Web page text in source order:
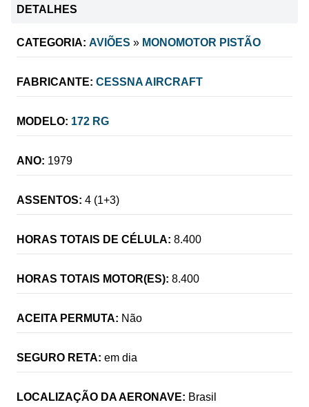
DETALHES
CATEGORIA: AVIÕES » MONOMOTOR PISTÃO
FABRICANTE: CESSNA AIRCRAFT
MODELO: 172 RG
ANO: 1979
ASSENTOS: 4 (1+3)
HORAS TOTAIS DE CÉLULA: 8.400
HORAS TOTAIS MOTOR(ES): 8.400
ACEITA PERMUTA: Não
SEGURO RETA: em dia
LOCALIZAÇÃO DA AERONAVE: Brasil